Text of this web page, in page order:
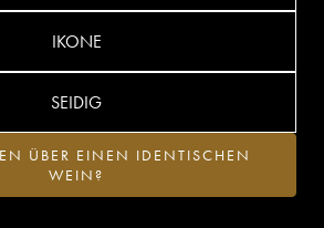
IKONE
SEIDIG
ÜBER EINEN IDENTISCHEN
WEIN?